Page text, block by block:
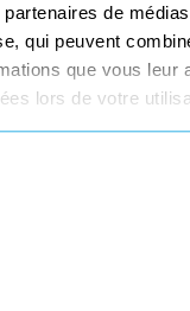
de
qui peuvent
que vous leur
lors de votre